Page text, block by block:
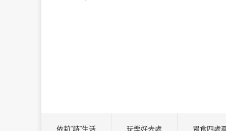
依莉”詩”生活 玩樂好去處 胃食四處